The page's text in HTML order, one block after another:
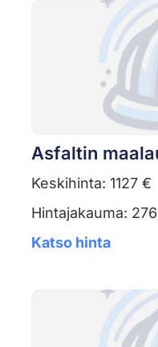
Asfaltin
Keskihinta: 1127 €
Hintajakauma:
Katso hinta